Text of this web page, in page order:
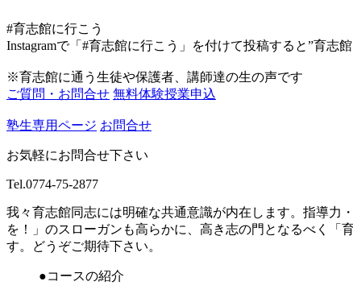
#育志館に行こう
Instagramで「#育志館に行こう」を付けて投稿すると”育志
※育志館に通う生徒や保護者、講師達の生の声です
ご質問・お問合せ 無料体験授業申込
塾生専用ページ お問合せ
お気軽にお問合せ下さい
Tel.0774-75-2877
我々育志館同志には明確な共通意識が内在します。指導力
を！」のスローガンも高らかに、高き志の門となるべく「
す。どうぞご期待下さい。
●コースの紹介